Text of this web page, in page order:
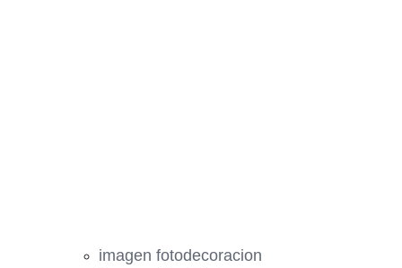
imagen fotodecoracion